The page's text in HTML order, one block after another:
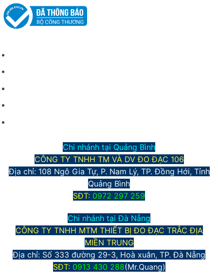
Chi nhánh tại Quảng Bình
CÔNG TY TNHH TM VÀ DV ĐO ĐẠC 106
Địa chỉ: 108 Ngô Gia Tự, P. Nam Lý, TP. Đồng Hới, Tỉnh
Quảng Bình
SĐT: 0972 297 259
Chi nhánh tại Đà Nẵng
CÔNG TY TNHH MTM THIẾT BỊ ĐO ĐẠC TRẮC ĐỊA
MIỀN TRUNG
Địa chỉ: Số 333 đường 29-3, Hoà xuân, TP. Đà Nẵng
SĐT: 0913 430 288(Mr.Quang)